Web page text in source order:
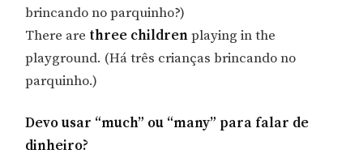
brincando no parquinho?)
There are three childrenplaying in the
playground. (Há três crianças brincando no
parquinho.)
Devo usar “much” ou “many” para falar de
dinheiro?